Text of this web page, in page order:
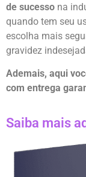
de sucesso na
quando tem seu
escolha mais
gravidez
Ademais, aqui
com entrega
Saiba mais